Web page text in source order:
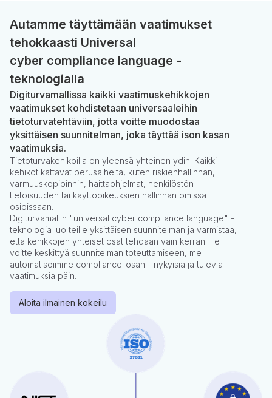
Autamme täyttämään vaatimukset
tehokkaasti Universal
cyber compliance language -
teknologialla
Digiturvamallissa kaikki vaatimuskehikkojen
vaatimukset kohdistetaan universaaleihin
tietoturvatehtäviin, jotta voitte muodostaa
yksittäisen suunnitelman, joka täyttää ison kasan
vaatimuksia.
Tietoturvakehikoilla on yleensä yhteinen ydin. Kaikki
kehikot kattavat perusaiheita, kuten riskienhallinnan,
varmuuskopioinnin, haittaohjelmat, henkilöstön
tietoisuuden tai käyttöoikeuksien hallinnan omissa
osioissaan.
Digiturvamallin "universal cyber compliance language" -
teknologia luo teille yksittäisen suunnitelman ja varmistaa,
että kehikkojen yhteiset osat tehdään vain kerran. Te
voitte keskittyä suunnitelman toteuttamiseen, me
automatisoimme compliance-osan - nykyisiä ja tulevia
vaatimuksia päin.
Aloita ilmainen kokeilu